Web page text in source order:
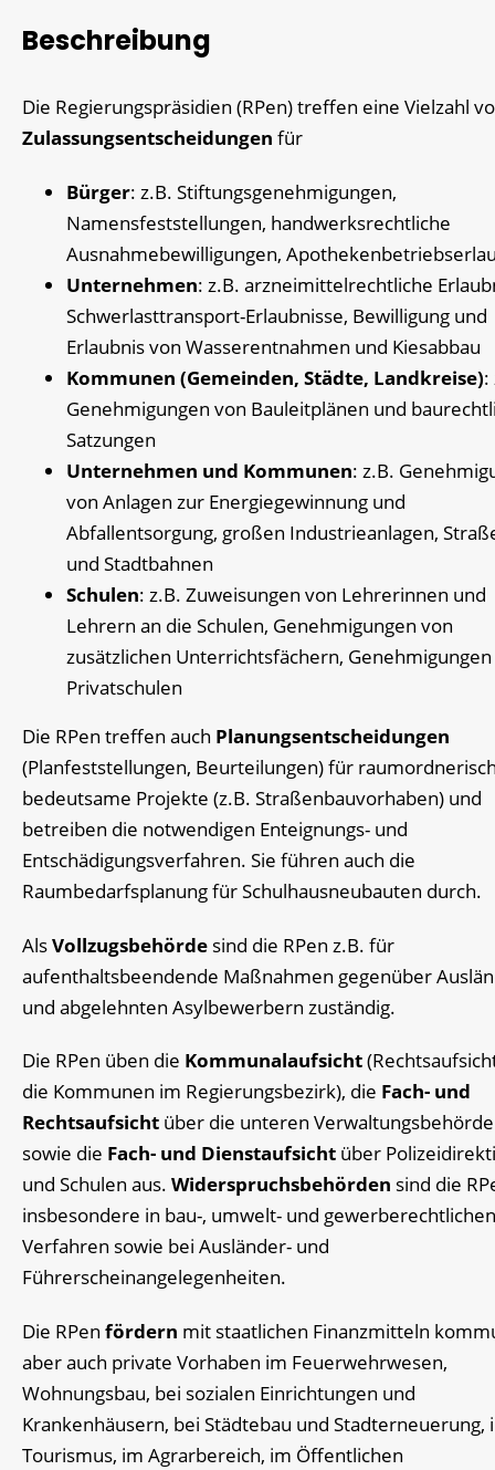
Beschreibung
Die Regierungspräsidien (RPen) treffen eine Vielzahl
Zulassungsentscheidungen für
Bürger: z.B. Stiftungsgenehmigungen,
Namensfeststellungen, handwerksrechtliche
Ausnahmebewilligungen,
Unternehmen: z.B. arzneimittelrechtliche
Schwerlasttransport-Erlaubnisse, Bewilligung und
Erlaubnis von Wasserentnahmen und Kiesabbau
Kommunen (Gemeinden, Städte, Landkreise):
Genehmigungen von Bauleitplänen und
Satzungen
Unternehmen und Kommunen: z.B.
von Anlagen zur Energiegewinnung und
Abfallentsorgung, großen Industrieanlagen,
und Stadtbahnen
Schulen: z.B. Zuweisungen von Lehrerinnen und
Lehrern an die Schulen, Genehmigungen von
zusätzlichen Unterrichtsfächern,
Privatschulen
Die RPen treffen auch Planungsentscheidungen
(Planfeststellungen, Beurteilungen) für
bedeutsame Projekte (z.B. Straßenbauvorhaben) und
betreiben die notwendigen Enteignungs- und
Entschädigungsverfahren. Sie führen auch die
Raumbedarfsplanung für Schulhausneubauten durch.
AlsVollzugsbehörde sind die RPen z.B. für
aufenthaltsbeendende Maßnahmen gegenüber
und abgelehnten Asylbewerbern zuständig.
Die RPen üben die Kommunalaufsicht
die Kommunen im Regierungsbezirk), die Fach- und
Rechtsaufsicht über die unteren
sowie die Fach- und Dienstaufsicht über
und Schulen aus. Widerspruchsbehörden sind die
insbesondere in bau-, umwelt- und gewerberechtlichen
Verfahren sowie bei Ausländer- und
Führerscheinangelegenheiten.
Die RPen fördern mit staatlichen Finanzmitteln
aber auch private Vorhaben im Feuerwehrwesen,
Wohnungsbau, bei sozialen Einrichtungen und
Krankenhäusern, bei Städtebau und Stadterneuerung,
Tourismus, im Agrarbereich, im Öffentlichen